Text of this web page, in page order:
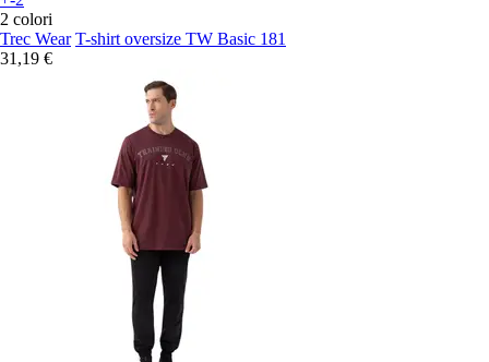
2 colori
Trec Wear T-shirt oversize TW Basic 181
31,19 €